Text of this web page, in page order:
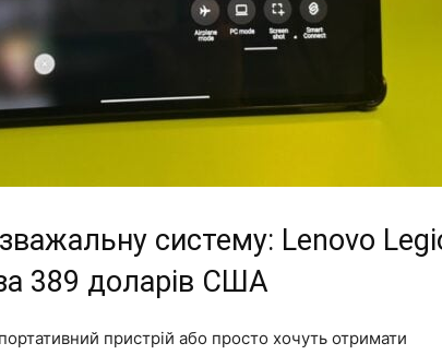
систему: Lenovo
389 доларів США
пристрій або просто хочуть отримати